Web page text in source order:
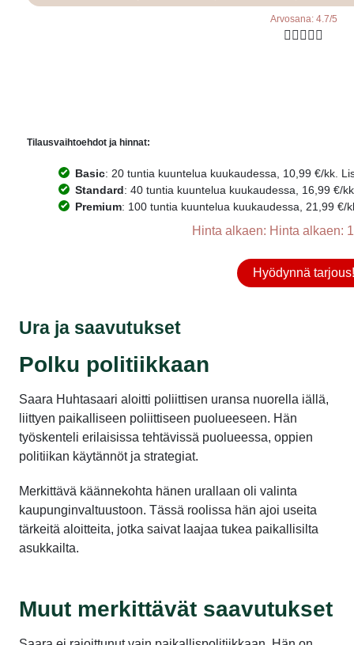
Arvosana: 4.7/5
    
Tilausvaihtoehdot ja hinnat:
Basic: 20 tuntia kuuntelua kuukaudessa, 10,99 €/kk.
Standard: 40 tuntia kuuntelua kuukaudessa, 16,99 €/
Premium: 100 tuntia kuuntelua kuukaudessa, 21,99 €/
Hinta alkaen: Hinta alkaen:
Hyödynnä tarjous!
Ura ja saavutukset
Polku politiikkaan
Saara Huhtasaari aloitti poliittisen uransa nuorella iällä,
liittyen paikalliseen poliittiseen puolueeseen. Hän
työskenteli erilaisissa tehtävissä puolueessa, oppien
politiikan käytännöt ja strategiat.
Merkittävä käännekohta hänen urallaan oli valinta
kaupunginvaltuustoon. Tässä roolissa hän ajoi useita
tärkeitä aloitteita, jotka saivat laajaa tukea paikallisilta
asukkailta.
Muut merkittävät saavutukset